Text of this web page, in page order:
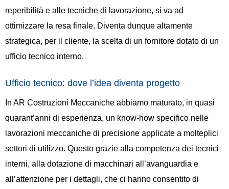
reperibilità e alle tecniche di lavorazione, si va ad
ottimizzare la resa finale. Diventa dunque altamente
strategica, per il cliente, la scelta di un fornitore dotato di un
ufficio tecnico interno.
Ufficio tecnico: dove l’idea diventa progetto
In AR Costruzioni Meccaniche abbiamo maturato, in quasi
quarant’anni di esperienza, un know-how specifico nelle
lavorazioni meccaniche di precisione applicate a molteplici
settori di utilizzo. Questo grazie alla competenza dei tecnici
interni, alla dotazione di macchinari all’avanguardia e
all’attenzione per i dettagli, che ci hanno consentito di